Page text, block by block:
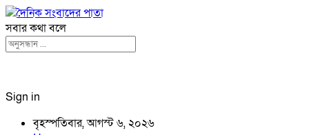
সবার কথা বলে
Sign in
বৃহস্পতিবার, আগস্ট ৬, ২০২৬